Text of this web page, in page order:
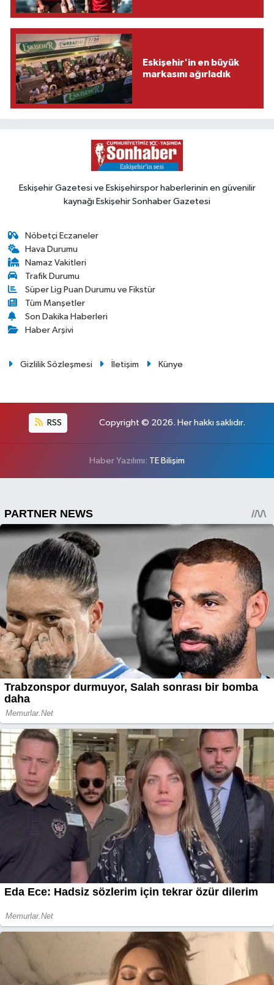
Eskişehir'in en büyük
markasını ağırladık
Eskişehir Gazetesi ve Eskişehirspor haberlerinin en güvenilir
kaynağı Eskişehir Sonhaber Gazetesi
Nöbetçi Eczaneler
Hava Durumu
Namaz Vakitleri
Trafik Durumu
Süper Lig Puan Durumu ve Fikstür
Tüm Manşetler
Son Dakika Haberleri
Haber Arşivi
Gizlilik Sözleşmesi İletişim Künye
RSS Copyright © 2026. Her hakkı saklıdır.
Haber Yazılımı: TE Bilişim